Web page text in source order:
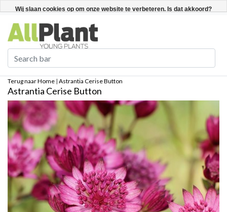
Registreren / Inloggen Nederlands
Terug naar Home | Astrantia Cerise Button
Astrantia Cerise Button
Wij slaan cookies op om onze website te verbeteren. Is dat akkoord?